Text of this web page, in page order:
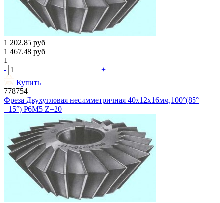
1 202.85 руб
1 467.48 руб
1
-
+
Купить
778754
Фреза Двухугловая несимметричная 40х12х16мм,100°(85°
+15°) Р6М5 Z=20